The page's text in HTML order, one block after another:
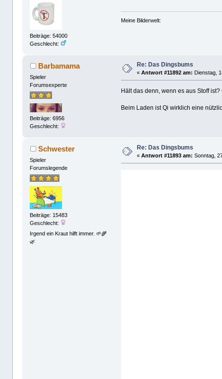
Beiträge: 54000
Geschlecht:
Meine Bilderwelt:
Barbamama
Spieler
Forumsexperte
Beiträge: 6956
Geschlecht:
Re: Das Dingsbums
«Antwort #11892 am: Dienstag,
Hält das denn, wenn es aus Stoff
Beim Laden ist Qi wirklich eine
Schwester
Spieler
Forumslegende
Beiträge: 15483
Geschlecht:
Irgend ein Kraut hilft immer. 🌱🌾
🌿
Re: Das Dingsbums
«Antwort #11893 am: Sonntag,